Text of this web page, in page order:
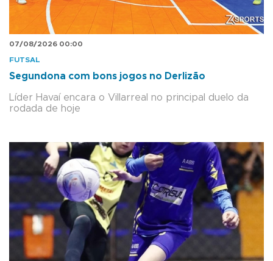
07/08/2026 00:00
FUTSAL
Segundona com bons jogos no Derlizão
Líder Havaí encara o Villarreal no principal duelo da
rodada de hoje